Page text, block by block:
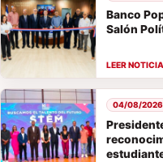
Banco
Salón
04/08/2026